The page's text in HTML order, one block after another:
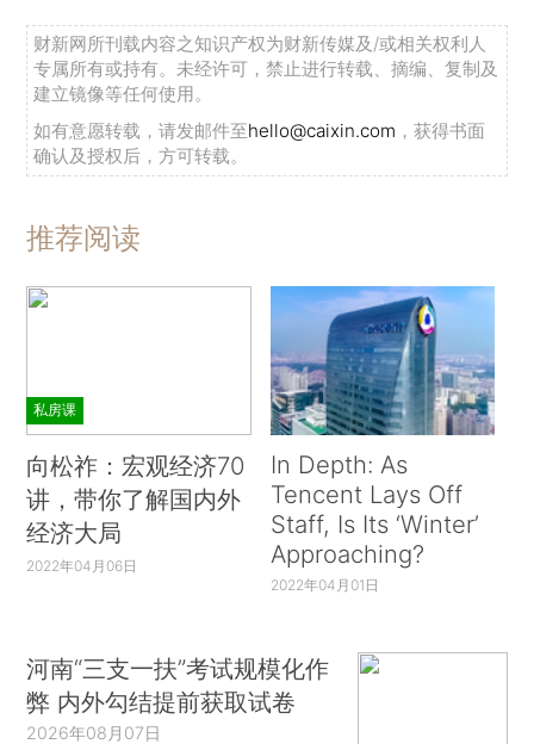
财新网所刊载内容之知识产权为财新传媒及/或相关权利人
专属所有或持有。未经许可，禁止进行转载、摘编、复制及
建立镜像等任何使用。
如有意愿转载，请发邮件至hello@caixin.com ，获得书面
确认及授权后，方可转载。
推荐阅读
私房课
向松祚：宏观经济70
讲，带你了解国内外
经济大局
2022年04月06日
In Depth: As
Tencent Lays Off
Staff, Is Its ‘Winter’
Approaching?
2022年04月01日
河南“三支一扶”考试规模化作
弊 内外勾结提前获取试卷
2026年08月07日